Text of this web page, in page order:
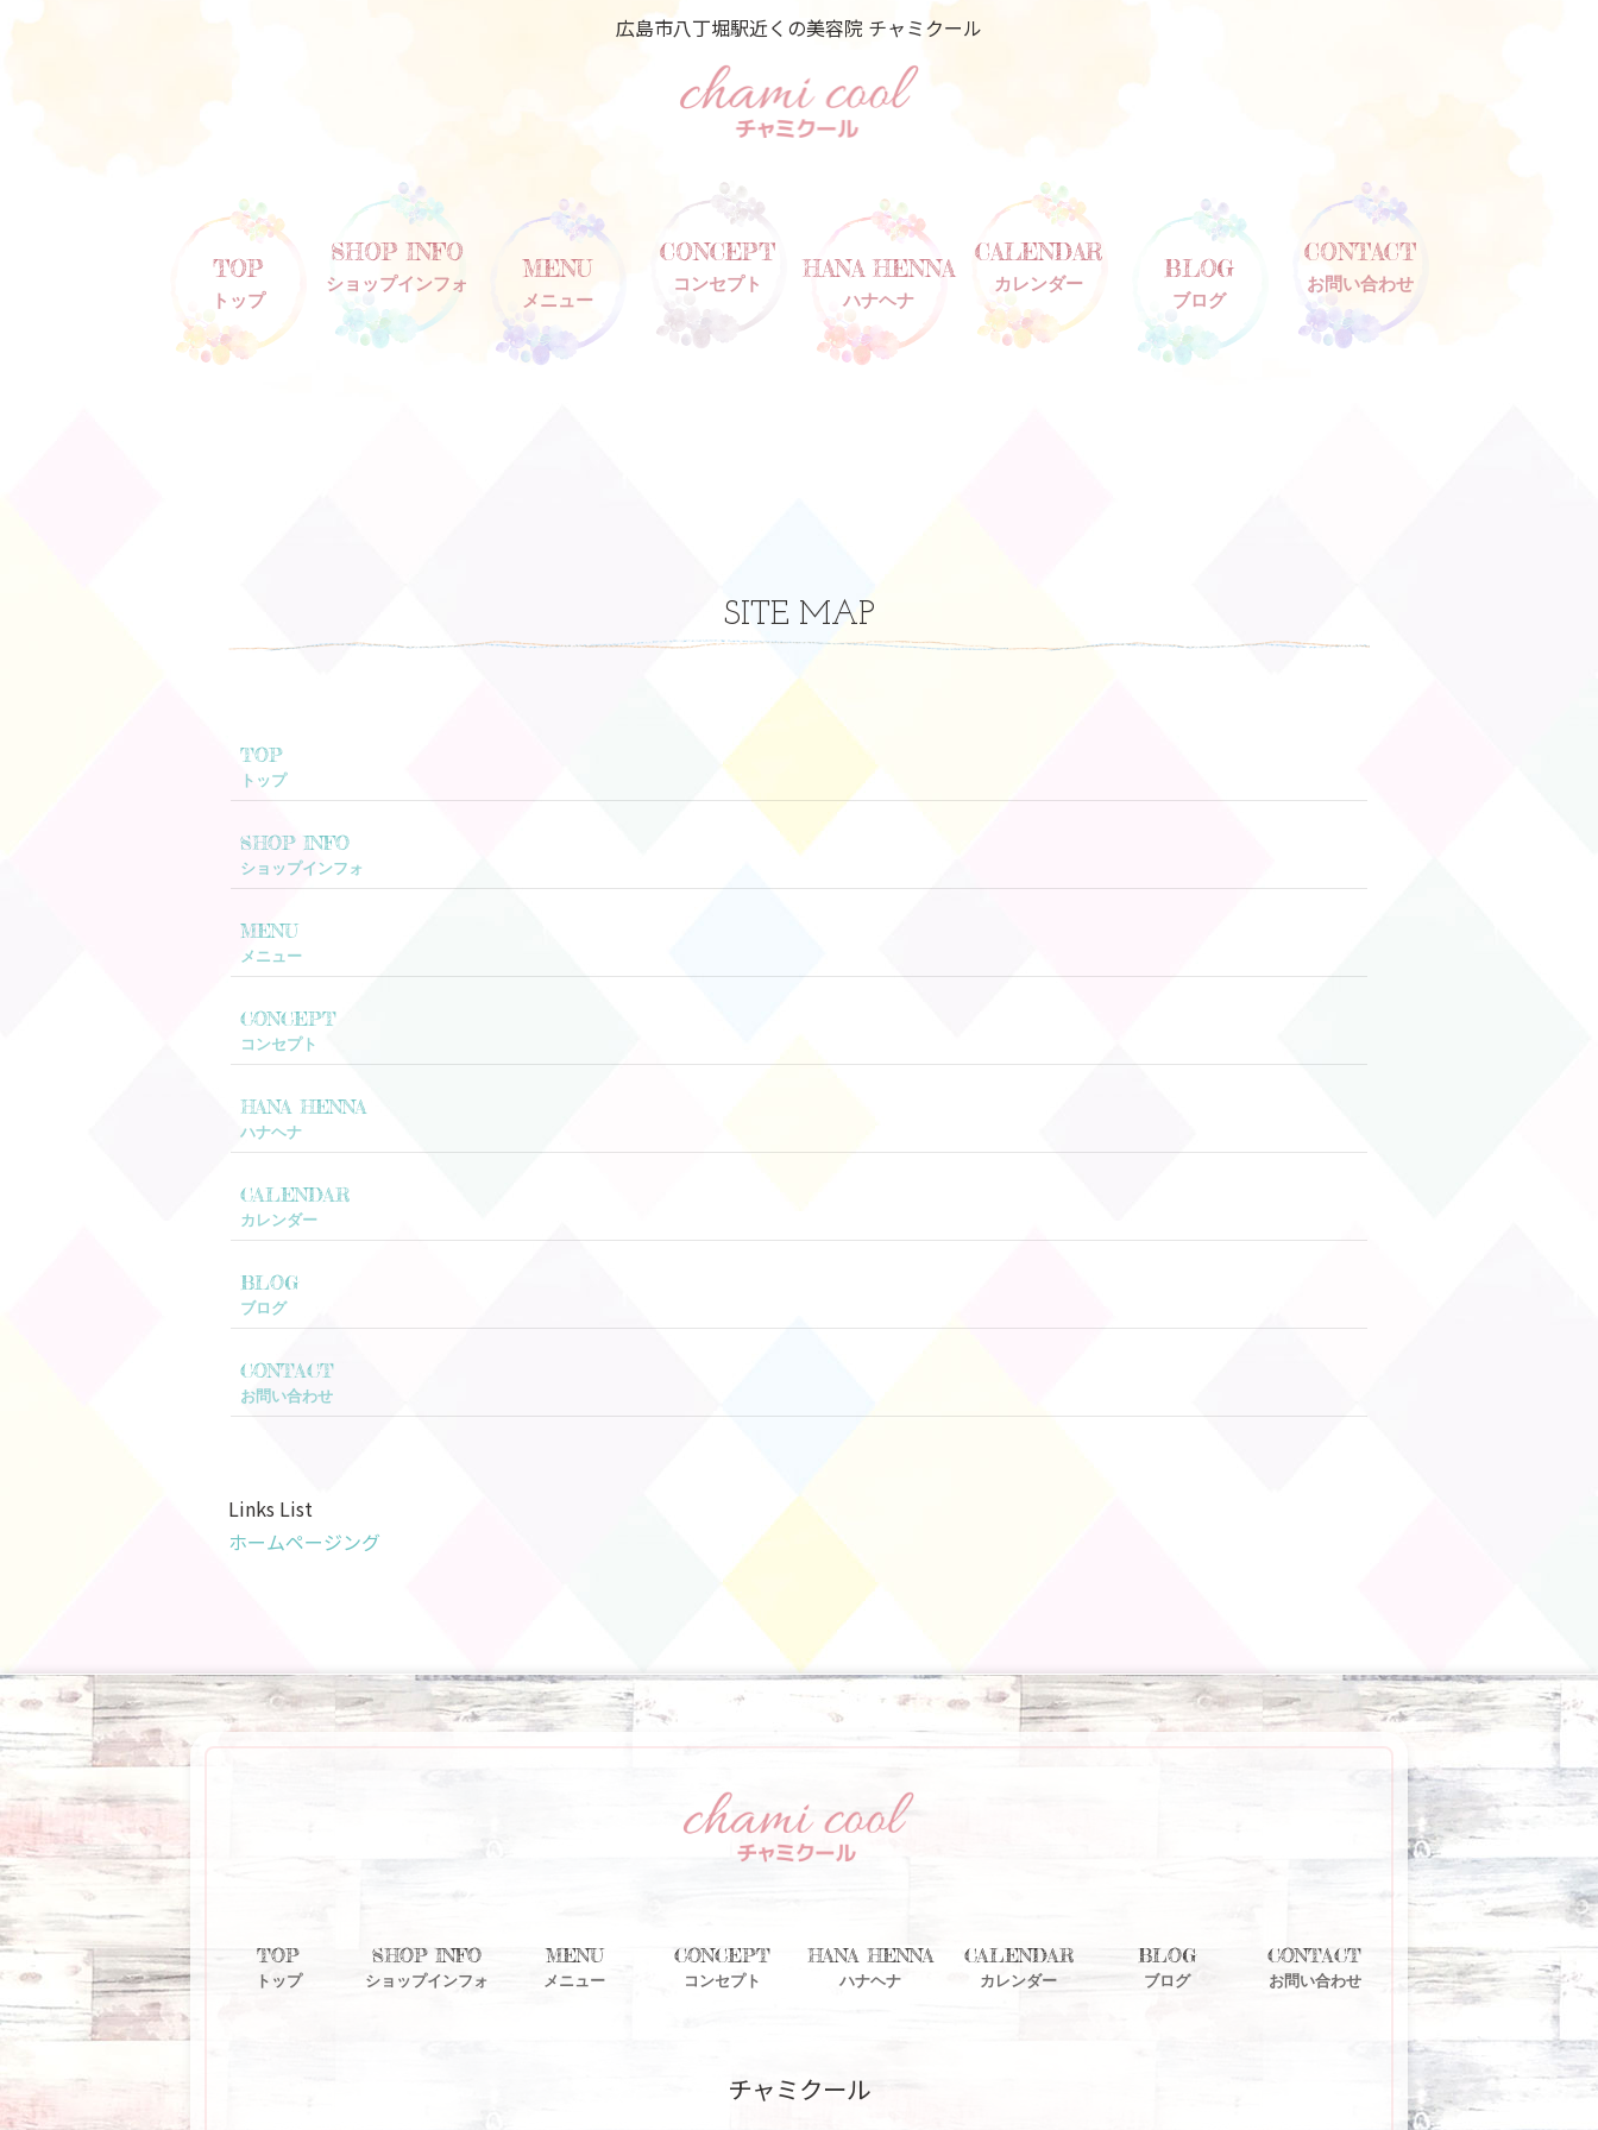
広島市八丁堀駅近くの美容院 チャミクール
TOP
トップ
SHOP INFO
ショップインフォ
MENU
メニュー
CONCEPT
コンセプト
HANA HENNA
ハナヘナ
CALENDAR
カレンダー
BLOG
ブログ
CONTACT
お問い合わせ
SITE MAP
TOP
トップ
SHOP INFO
ショップインフォ
MENU
メニュー
CONCEPT
コンセプト
HANA HENNA
ハナヘナ
CALENDAR
カレンダー
BLOG
ブログ
CONTACT
お問い合わせ
Links List
ホームページング
TOP
トップ
SHOP INFO
ショップインフォ
MENU
メニュー
CONCEPT
コンセプト
HANA HENNA
ハナヘナ
CALENDAR
カレンダー
BLOG
ブログ
CONTACT
お問い合わせ
チャミクール